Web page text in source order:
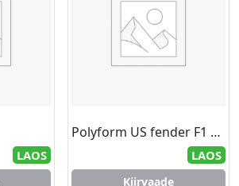
LAOS
Polyform US fender F1 grey/black 15.2 x 61.0 cm
LAOS
Kiirvaade